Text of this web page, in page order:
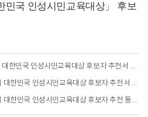
민국 인성시민교육대상」 후보
인성시민교육대상 후보자 추천서 양식(개인).hwpx (67.23 KB)
국 인성시민교육대상 후보자 추천서 양식(단체).hwpx (70.42 KB)
국 인성시민교육대상 후보자 추천 동의서 양식.hwpx (56.08 KB)